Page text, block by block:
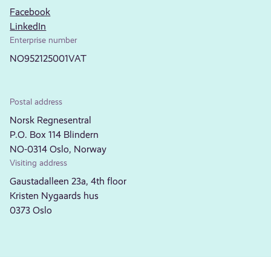
Facebook
LinkedIn
Enterprise number
NO952125001VAT
Postal address
Norsk Regnesentral
P.O. Box 114 Blindern
NO-0314 Oslo, Norway
Visiting address
Gaustadalleen 23a, 4th floor
Kristen Nygaards hus
0373 Oslo